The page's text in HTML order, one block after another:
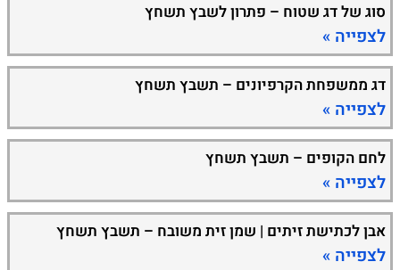
סוג של דג שטוח – פתרון לשבץ תשחץ
לצפייה »
דג ממשפחת הקרפיונים – תשבץ תשחץ
לצפייה »
לחם הקופים – תשבץ תשחץ
לצפייה »
אבן לכתישת זיתים | שמן זית משובח – תשבץ תשחץ
לצפייה »